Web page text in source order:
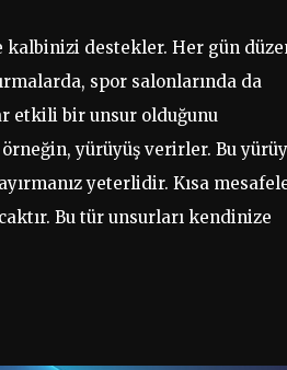
destekler. Her gün
spor salonlarında da
etkili bir unsur olduğunu
yürüyüş verirler. Bu
yeterlidir. Kısa
Bu tür unsurları kendinize